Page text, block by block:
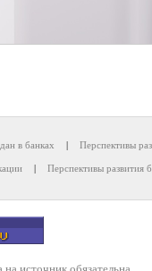
в банках | Перспективы
| Перспективы развития